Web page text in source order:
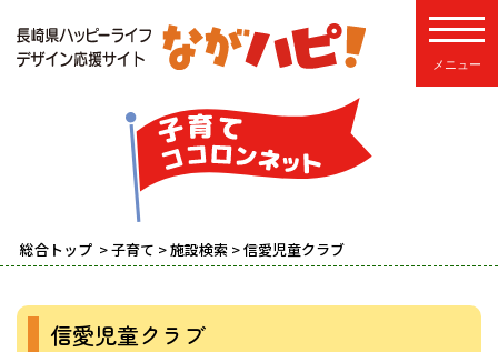
総合トップ >子育て >施設検索 > 信愛児童クラブ
信愛児童クラブ